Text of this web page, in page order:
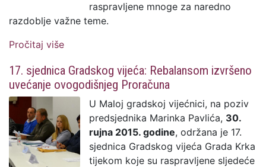
raspravljene mnoge za naredno
razdoblje važne teme.
Pročitaj više
Grada Krka od 82.995.000,00 kn
17. sjednica Gradskog vijeća: Rebalansom izvršeno
uvećanje ovogodišnjeg Proračuna
U Maloj gradskoj vijećnici, na poziv
predsjednika Marinka Pavlića, 30.
rujna 2015. godine, održana je 17.
sjednica Gradskog vijeća Grada Krka
tijekom koje su raspravljene sljedeće